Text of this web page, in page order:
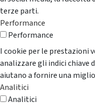
terze parti.
Performance
Performance
I cookie per le prestazioni
analizzare gli indici chiave
aiutano a fornire una
Analitici
Analitici